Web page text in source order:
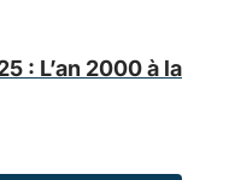
: L’an 2000 à la